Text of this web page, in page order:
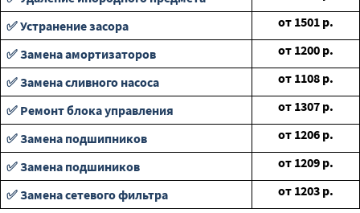
✅ Устранение засора
от 1501 р.
✅ Замена амортизаторов
от 1200 р.
✅ Замена сливного насоса
от 1108 р.
✅ Ремонт блока управления
от 1307 р.
✅ Замена подшипников
от 1206 р.
✅ Замена подшиников
от 1209 р.
✅ Замена сетевого фильтра
от 1203 р.